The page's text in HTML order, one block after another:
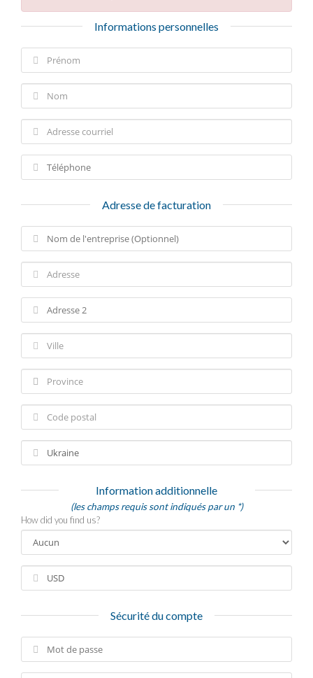
Informations personnelles
Adresse de facturation
Information additionnelle
(les champs requis sont indiqués par un *)
How did you find us?
Sécurité du compte